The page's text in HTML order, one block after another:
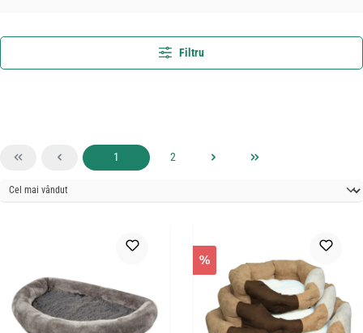
Filtru
Pagina
1 Pagina
2
%